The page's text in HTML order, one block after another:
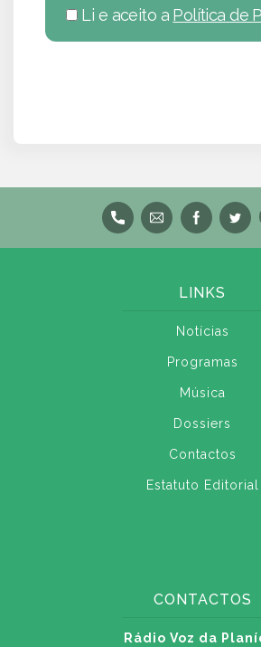
Li e aceito a Política de
LINKS
Notícias
Programas
Música
Dossiers
Contactos
Estatuto Editorial
CONTACTOS
Rádio Voz da